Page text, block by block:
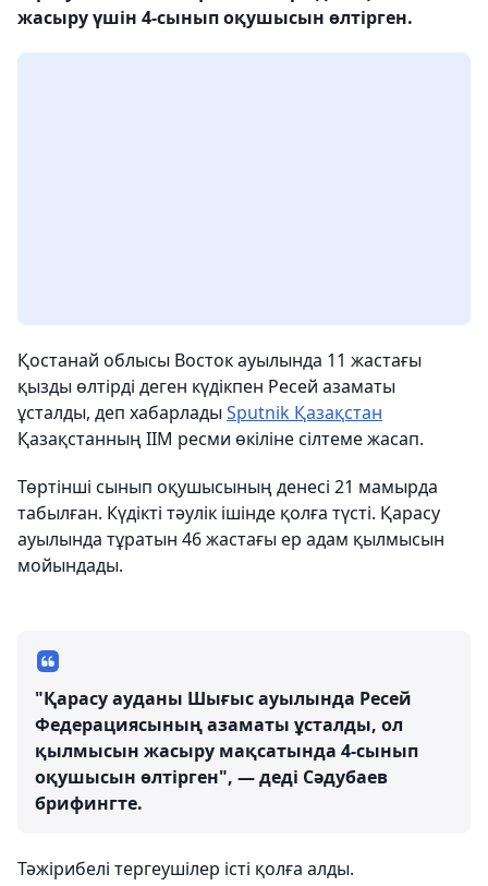
жасыру үшін 4-сынып оқушысын өлтірген.
Қостанай облысы Восток ауылында 11 жастағы
қызды өлтірді деген күдікпен Ресей азаматы
ұсталды, деп хабарлады Sputnik Қазақстан
Қазақстанның ІІМ ресми өкіліне сілтеме жасап.
Төртінші сынып оқушысының денесі 21 мамырда
табылған. Күдікті тәулік ішінде қолға түсті. Қарасу
ауылында тұратын 46 жастағы ер адам қылмысын
мойындады.
"Қарасу ауданы Шығыс ауылында Ресей
Федерациясының азаматы ұсталды, ол
қылмысын жасыру мақсатында 4-сынып
оқушысын өлтірген", — деді Сәдубаев
брифингте.
Тәжірибелі тергеушілер істі қолға алды.